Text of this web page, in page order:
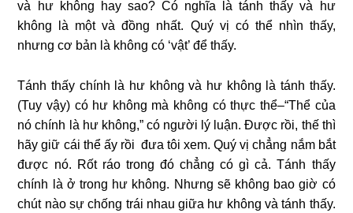
và hư không hay sao? Có nghĩa là tánh thấy và hư
không là một và đồng nhất. Quý vị có thể nhìn thấy,
nhưng cơ bản là không có ‘vật’ để thấy.
Tánh thấy chính là hư không và hư không là tánh thấy.
(Tuy vậy) có hư không mà không có thực thể–“Thể của
nó chính là hư không,” có người lý luận. Được rồi, thế thì
hãy giữ cái thể ấy rồi đưa tôi xem. Quý vị chẳng nắm bắt
được nó. Rốt ráo trong đó chẳng có gì cả. Tánh thấy
chính là ở trong hư không. Nhưng sẽ không bao giờ có
chút nào sự chống trái nhau giữa hư không và tánh thấy.